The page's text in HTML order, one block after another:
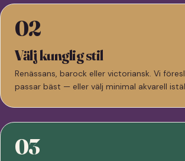
02
Välj kunglig stil
Renässans, barock eller victoriansk. Vi
passar bäst — eller välj minimal akvarell
03